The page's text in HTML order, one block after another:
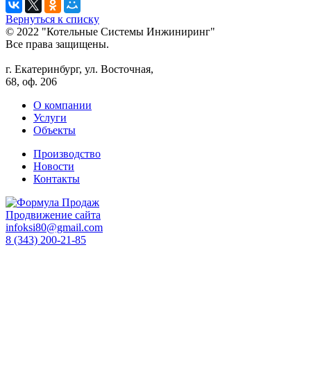
Вернуться к списку
© 2022 "Котельные Системы Инжиниринг"
Все права защищены.
г. Екатеринбург, ул. Восточная,
68, оф. 206
О компании
Услуги
Объекты
Производство
Новости
Контакты
Продвижение сайта
infoksi80@gmail.com
8 (343) 200-21-85